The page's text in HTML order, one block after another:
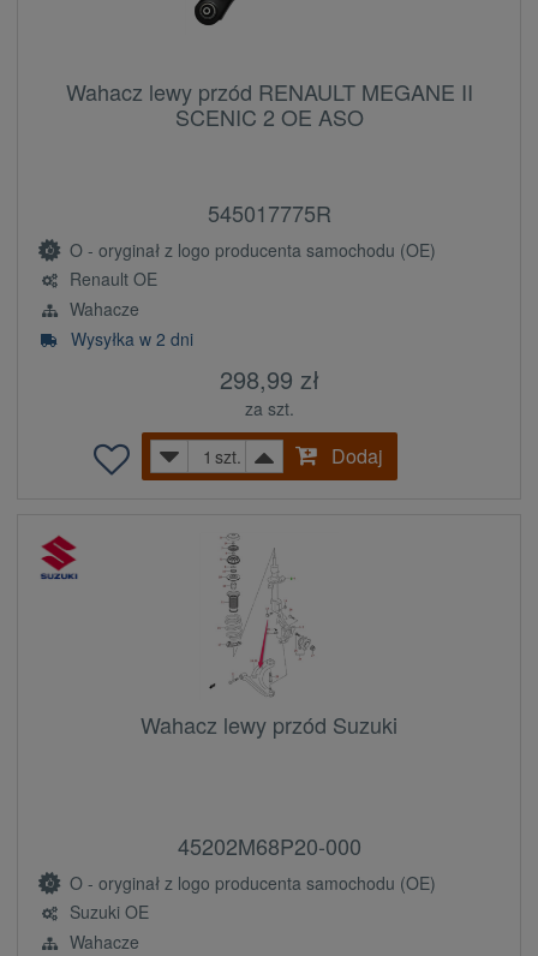
Wahacz lewy przód RENAULT MEGANE II
SCENIC 2 OE ASO
545017775R
O - oryginał z logo producenta samochodu (OE)
Renault OE
Wahacze
Wysyłka w 2 dni
298,99 zł
za szt.
szt.
Dodaj
Wahacz lewy przód Suzuki
45202M68P20-000
O - oryginał z logo producenta samochodu (OE)
Suzuki OE
Wahacze